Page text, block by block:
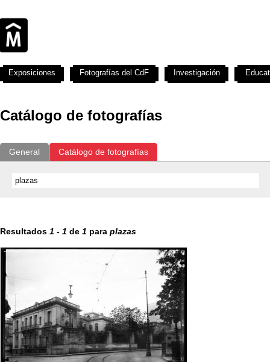
Catálogo de fotografías
General Catálogo de fotografías
Resultados 1 - 1 de 1 para plazas
Exposiciones Fotografías del CdF Investigación